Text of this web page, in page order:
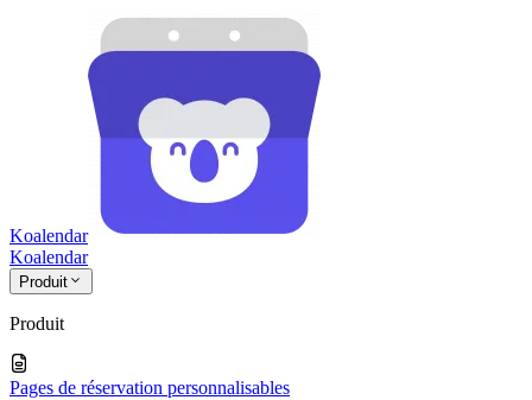
Koalendar
Koalendar
Produit
Produit
Pages de réservation personnalisables